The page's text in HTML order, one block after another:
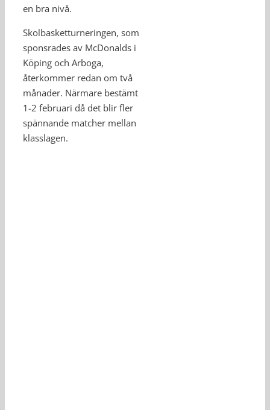
en bra nivå.
Skolbasketturneringen, som
sponsrades av McDonalds i
Köping och Arboga,
återkommer redan om två
månader. Närmare bestämt
1-2 februari då det blir fler
spännande matcher mellan
klasslagen.